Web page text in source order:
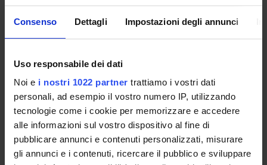
Consenso Dettagli Impostazioni degli annunci
Uso responsabile dei dati
Noi e i nostri 1022 partner trattiamo i vostri dati
personali, ad esempio il vostro numero IP, utilizzando
tecnologie come i cookie per memorizzare e accedere
alle informazioni sul vostro dispositivo al fine di
pubblicare annunci e contenuti personalizzati, misurare
gli annunci e i contenuti, ricercare il pubblico e sviluppare
GIAMPIERO GIROLOMONI
UNIVERSITA' DI VERONA
RESEARCH AREAS INVOLVED IN THE PROJECT
Immunology (DM)
Immunology (DNBM) (DNBM)
Immunology (DPD)